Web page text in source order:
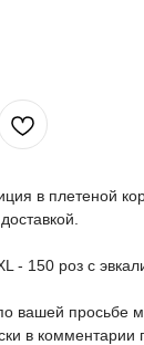
в плетеной
- 150 роз с
вашей просьбе
в